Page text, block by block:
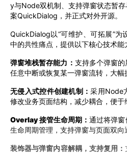
y与Node双机制、支持弹窗状态暂
案QuickDialog，并正式对外开源。
QuickDialog以“可维护、可拓展”为
中的共性痛点，提供以下核心技术能
弹窗堆栈暂存能力： 支持多个弹窗
任意中断或恢复某一弹窗流转，大幅
无侵入式控件创建机制：采用Node
修改业务页面结构，减少耦合，便于
Overlay 接管生命周期：通过将弹
生命周期管理，支持弹窗与页面双向
装饰器与弹窗内容解耦，支持复用：